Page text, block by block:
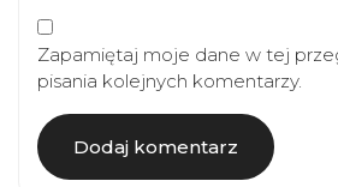
Zapamiętaj moje dane w tej
pisania kolejnych komentarzy.